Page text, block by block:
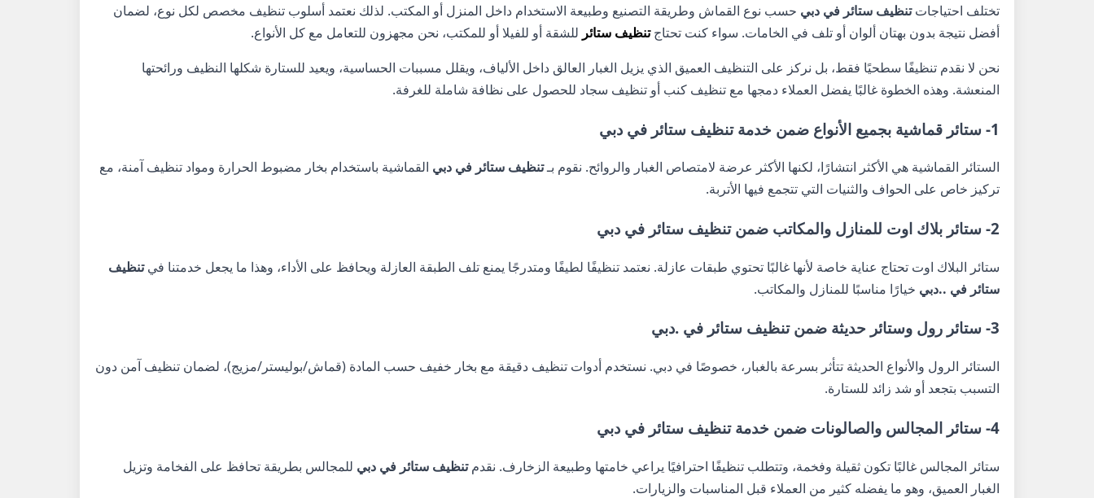
تختلف احتياجاتتنظيف ستائر في دبي حسب نوع القماش وطريقة التصنيع وطبيعة الاستخدام داخل المنزل أو المكتب. لذلك نعتمد أسلوب تنظيف مخصص لكل نوع، لضمان
أفضل نتيجة بدون بهتان ألوان أو تلف في الخامات. سواء كنت تحتاج تنظيف ستائر للشقة أو للفيلا أو للمكتب، نحن مجهزون للتعامل مع كل الأنواع.
نحن لا نقدم تنظيفًا سطحيًا فقط، بل نركز على التنظيف العميق الذي يزيل الغبار العالق داخل الألياف، ويقلل مسببات الحساسية، ويعيد للستارة شكلها النظيف ورائحتها
المنعشة. وهذه الخطوة غالبًا يفضل العملاء دمجها مع تنظيف كنب أو تنظيف سجاد للحصول على نظافة شاملة للغرفة.
1- ستائر قماشية بجميع الأنواع ضمن خدمة تنظيف ستائر في دبي
الستائر القماشية هي الأكثر انتشارًا، لكنها الأكثر عرضة لامتصاص الغبار والروائح. نقوم بـتنظيف ستائر في دبي القماشية باستخدام بخار مضبوط الحرارة ومواد تنظيف آمنة، مع
تركيز خاص على الحواف والثنيات التي تتجمع فيها الأتربة.
2- ستائر بلاك اوت للمنازل والمكاتب ضمن تنظيف ستائر في دبي
ستائر البلاك اوت تحتاج عناية خاصة لأنها غالبًا تحتوي طبقات عازلة. نعتمد تنظيفًا لطيفًا ومتدرجًا يمنع تلف الطبقة العازلة ويحافظ على الأداء، وهذا ما يجعل خدمتنا فيتنظيف
ستائر في ..دبي خيارًا مناسبًا للمنازل والمكاتب.
3- ستائر رول وستائر حديثة ضمن تنظيف ستائر في .دبي
الستائر الرول والأنواع الحديثة تتأثر بسرعة بالغبار، خصوصًا في دبي. نستخدم أدوات تنظيف دقيقة مع بخار خفيف حسب المادة (قماش/بوليستر/مزيج)، لضمان تنظيف آمن دون
التسبب بتجعد أو شد زائد للستارة.
4- ستائر المجالس والصالونات ضمن خدمة تنظيف ستائر في دبي
ستائر المجالس غالبًا تكون ثقيلة وفخمة، وتتطلب تنظيفًا احترافيًا يراعي خامتها وطبيعة الزخارف. نقدمتنظيف ستائر في دبي للمجالس بطريقة تحافظ على الفخامة وتزيل
الغبار العميق، وهو ما يفضله كثير من العملاء قبل المناسبات والزيارات.